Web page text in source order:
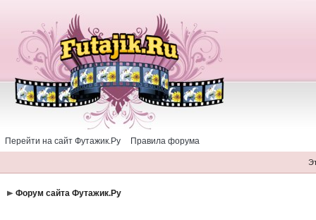
Перейти на сайт Футажик.Ру Правила форума
Форум сайта Футажик.Ру